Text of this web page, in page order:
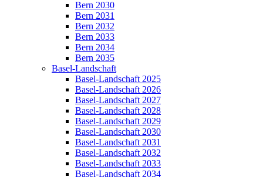
Bern 2030
Bern 2031
Bern 2032
Bern 2033
Bern 2034
Bern 2035
Basel-Landschaft
Basel-Landschaft 2025
Basel-Landschaft 2026
Basel-Landschaft 2027
Basel-Landschaft 2028
Basel-Landschaft 2029
Basel-Landschaft 2030
Basel-Landschaft 2031
Basel-Landschaft 2032
Basel-Landschaft 2033
Basel-Landschaft 2034